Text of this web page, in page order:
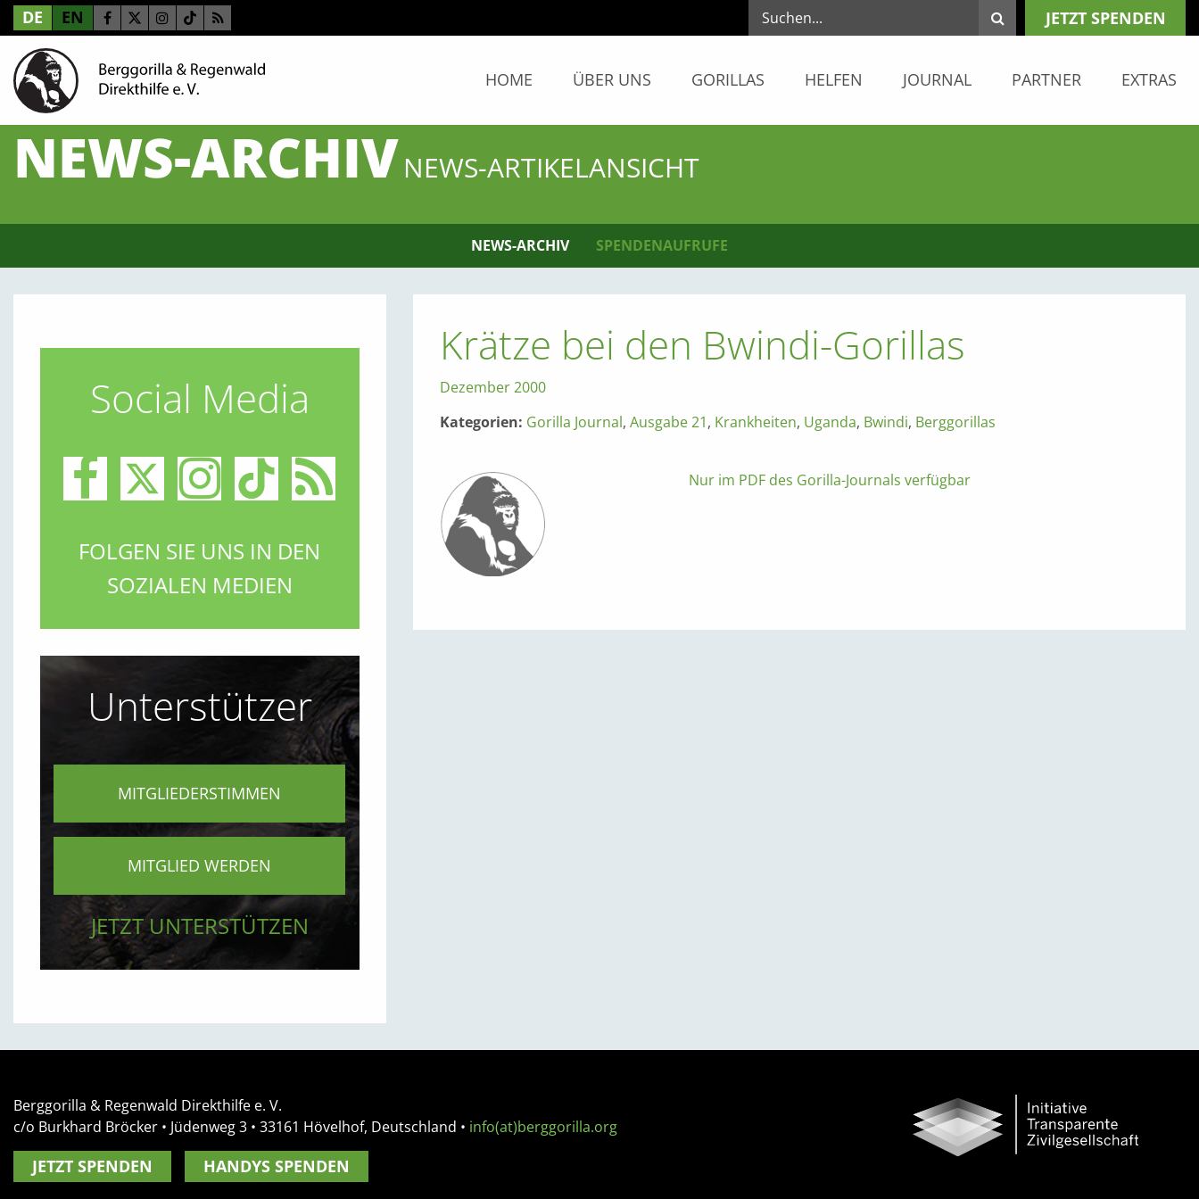
DE EN JETZT SPENDEN
HOME ÜBER UNS GORILLAS HELFEN JOURNAL PARTNER EXTRAS
NEWS-ARCHIVNEWS-ARTIKELANSICHT
NEWS-ARCHIV SPENDENAUFRUFE
Krätze bei den Bwindi-Gorillas
Dezember 2000
Kategorien: Gorilla Journal, Ausgabe 21, Krankheiten, Uganda, Bwindi, Berggorillas
Nur im PDF des Gorilla-Journals verfügbar
Social Media
FOLGEN SIE UNS IN DEN
SOZIALEN MEDIEN
Unterstützer
MITGLIEDERSTIMMEN
MITGLIED WERDEN
JETZT UNTERSTÜTZEN
Berggorilla & Regenwald Direkthilfe e. V.
c/o Burkhard Bröcker • Jüdenweg 3 • 33161 Hövelhof, Deutschland • info(at)berggorilla.org
JETZT SPENDEN HANDYS SPENDEN